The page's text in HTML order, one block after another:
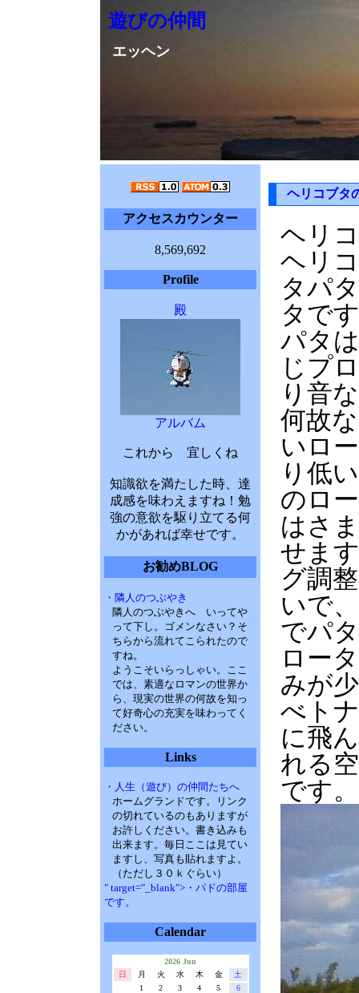
遊びの仲間
エッヘン
アクセスカウンター
8,569,692
Profile
殿
アルバム
これから 宜しくね
知識欲を満たした時、達
成感を味わえますね！勉
強の意欲を駆り立てる何
かがあれば幸せです。
お勧めBLOG
・隣人のつぶやき
隣人のつぶやきへ いってや
って下し。ゴメンなさい？そ
ちらから流れてこられたので
すね。
ようこそいらっしゃい。ここ
では、素適なロマンの世界か
ら、現実の世界の何故を知っ
て好奇心の充実を味わってく
ださい。
Links
・人生（遊び）の仲間たちへ
ホームグランドです。リンク
の切れているのもありますが
お許しください。書き込みも
出来ます。毎日ここは見てい
ますし、写真も貼れますよ。
（ただし３０ｋぐらい）
" target="_blank">・パドの部屋
です。
Calendar
2026 Jun
日
月 火 水 木 金
土
1
2 3 4 5
6
ヘリコブタ
ヘリ
ヘリ
タパ
タで
パタ
じプ
り音
何故
いロ
り低
のロ
はさ
せま
グ調
いで
でパ
ロー
みが
べト
に飛
れる
です。